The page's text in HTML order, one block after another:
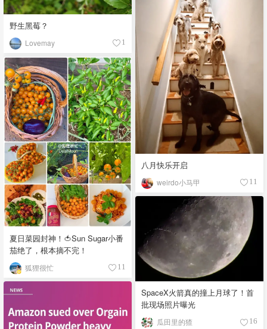
野生黑莓？
Lovemay 1
八月快乐开启
weirdo小马甲 11
夏日菜园封神！🍅Sun Sugar小番
茄绝了，根本摘不完！
狐狸很忙 11
SpaceX火箭真的撞上月球了！首
批现场照片曝光
瓜田里的猹 16